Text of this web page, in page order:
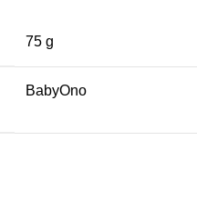
75 g
BabyOno